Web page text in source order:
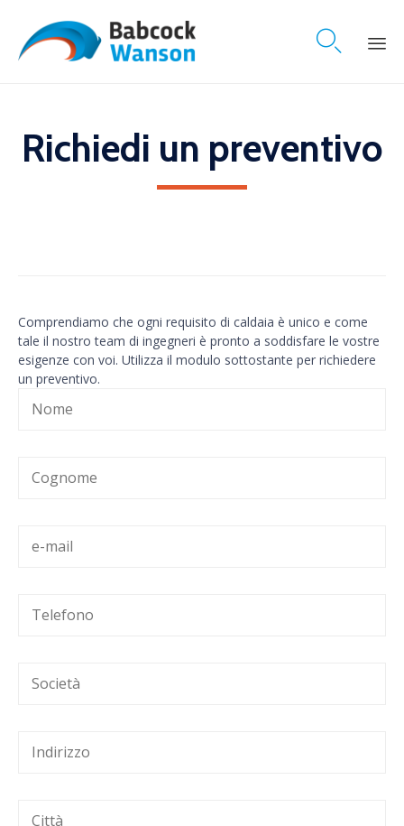

Richiedi un preventivo
Comprendiamo che ogni requisito di caldaia è unico e come
tale il nostro team di ingegneri è pronto a soddisfare le vostre
esigenze con voi. Utilizza il modulo sottostante per richiedere
un preventivo.